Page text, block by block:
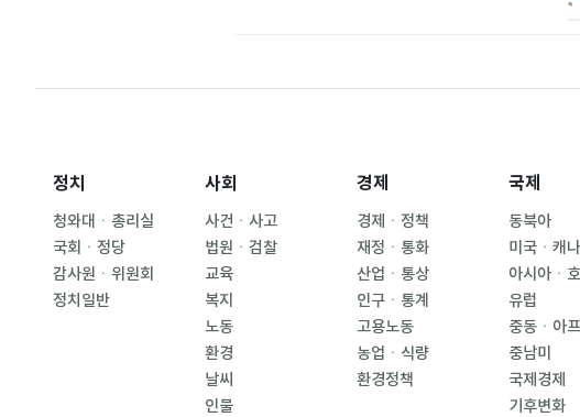
정치
청와대ㆍ총리실
국회ㆍ정당
감사원ㆍ위원회
정치일반
사회
사건ㆍ사고
법원ㆍ검찰
교육
복지
노동
환경
날씨
인물
경제
경제ㆍ정책
재정ㆍ통화
산업ㆍ통상
인구ㆍ통계
고용노동
농업ㆍ식량
환경정책
국제
동북아
미국ㆍ캐
아시아ㆍ
유럽
중동ㆍ아
중남미
국제경제
기후변화